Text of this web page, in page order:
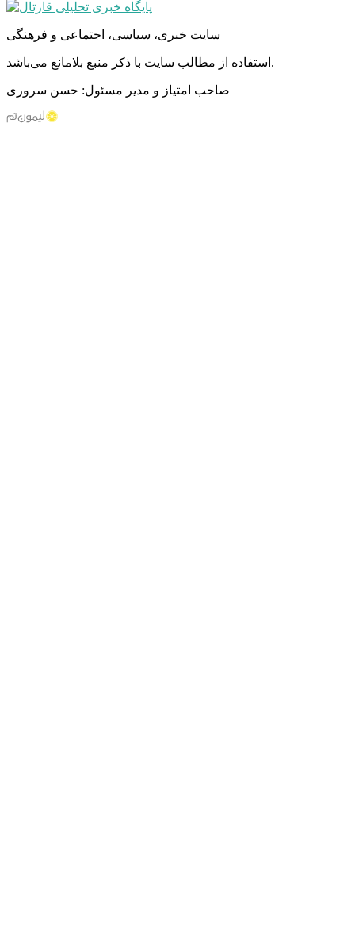
سایت خبری، سیاسی، اجتماعی و فرهنگی
استفاده از مطالب سایت با ذکر منبع بلامانع می‌باشد.
صاحب امتیاز و مدیر مسئول: حسن سروری